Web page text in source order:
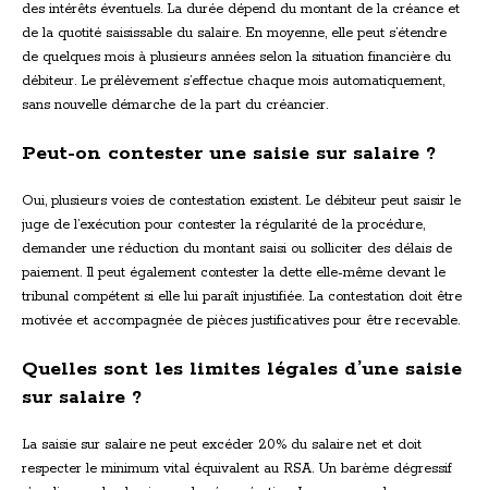
des intérêts éventuels. La durée dépend du montant de la créance et
de la quotité saisissable du salaire. En moyenne, elle peut s’étendre
de quelques mois à plusieurs années selon la situation financière du
débiteur. Le prélèvement s’effectue chaque mois automatiquement,
sans nouvelle démarche de la part du créancier.
Peut-on contester une saisie sur salaire ?
Oui, plusieurs voies de contestation existent. Le débiteur peut saisir le
juge de l’exécution pour contester la régularité de la procédure,
demander une réduction du montant saisi ou solliciter des délais de
paiement. Il peut également contester la dette elle-même devant le
tribunal compétent si elle lui paraît injustifiée. La contestation doit être
motivée et accompagnée de pièces justificatives pour être recevable.
Quelles sont les limites légales d’une saisie
sur salaire ?
La saisie sur salaire ne peut excéder 20% du salaire net et doit
respecter le minimum vital équivalent au RSA. Un barème dégressif